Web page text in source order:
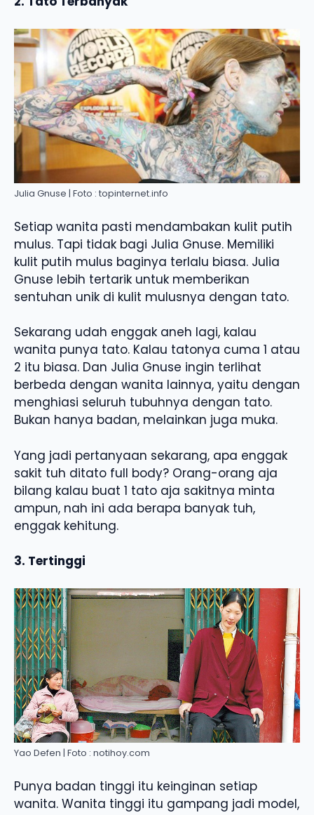
Julia Gnuse | Foto : topinternet.info
Setiap wanita pasti mendambakan kulit putih
mulus. Tapi tidak bagi Julia Gnuse. Memiliki
kulit putih mulus baginya terlalu biasa. Julia
Gnuse lebih tertarik untuk memberikan
sentuhan unik di kulit mulusnya dengan tato.
Sekarang udah enggak aneh lagi, kalau
wanita punya tato. Kalau tatonya cuma 1 atau
2 itu biasa. Dan Julia Gnuse ingin terlihat
berbeda dengan wanita lainnya, yaitu dengan
menghiasi seluruh tubuhnya dengan tato.
Bukan hanya badan, melainkan juga muka.
Yang jadi pertanyaan sekarang, apa enggak
sakit tuh ditato full body? Orang-orang aja
bilang kalau buat 1 tato aja sakitnya minta
ampun, nah ini ada berapa banyak tuh,
enggak kehitung.
3. Tertinggi
Yao Defen | Foto : notihoy.com
Punya badan tinggi itu keinginan setiap
wanita. Wanita tinggi itu gampang jadi model,